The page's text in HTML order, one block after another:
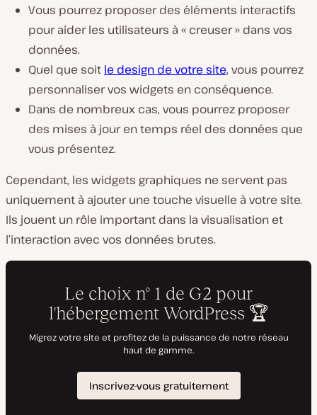
Vous pourrez proposer des éléments interactifs
pour aider les utilisateurs à « creuser » dans vos
données.
Quel que soit le design de votre site, vous pourrez
personnaliser vos widgets en conséquence.
Dans de nombreux cas, vous pourrez proposer
des mises à jour en temps réel des données que
vous présentez.
Cependant, les widgets graphiques ne servent pas
uniquement à ajouter une touche visuelle à votre site.
Ils jouent un rôle important dans la visualisation et
l’interaction avec vos données brutes.